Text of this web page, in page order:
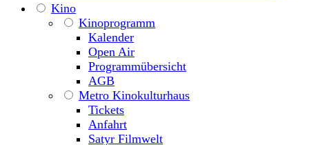
Kino
Kinoprogramm
Kalender
Open Air
Programmübersicht
AGB
Metro Kinokulturhaus
Tickets
Anfahrt
Satyr Filmwelt